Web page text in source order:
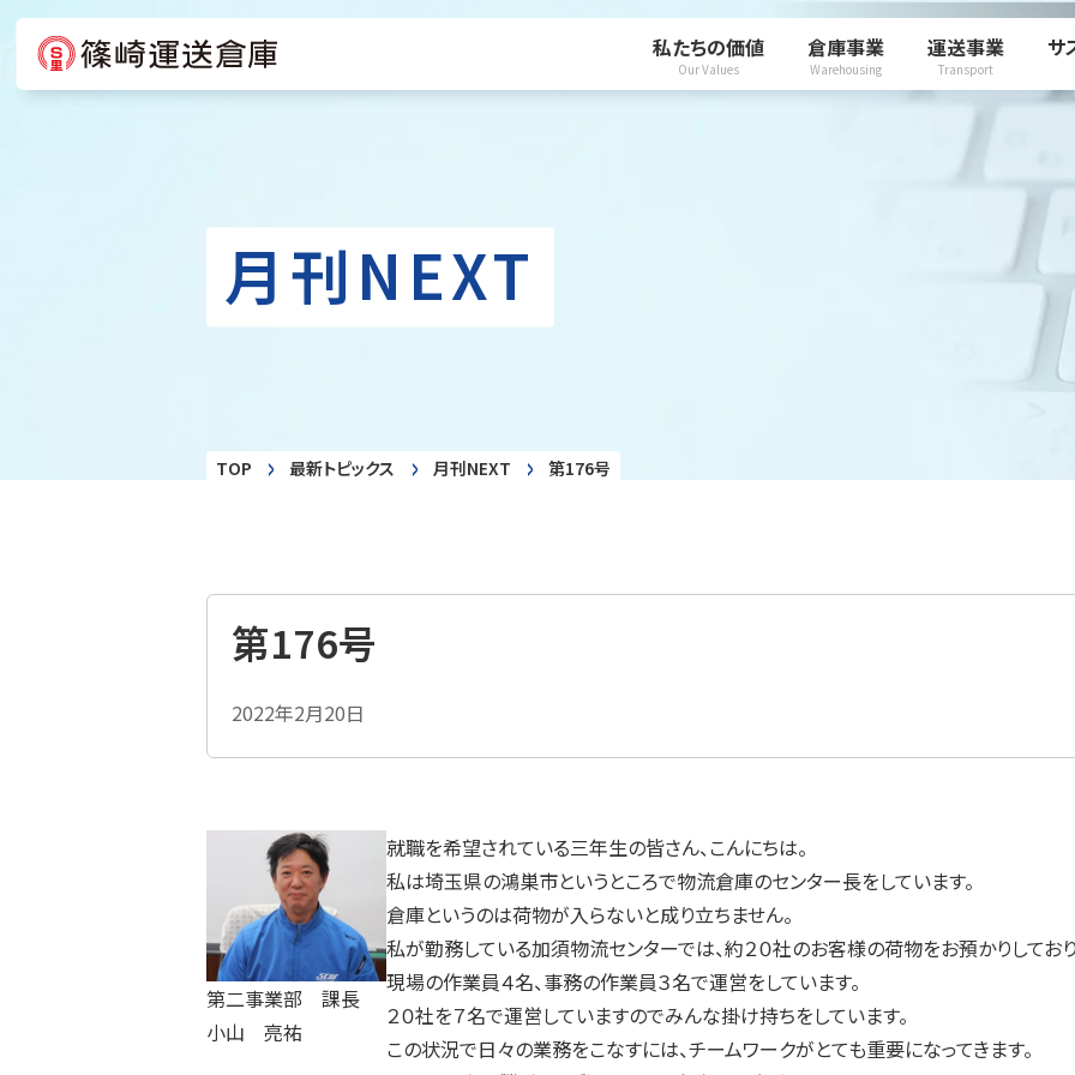
私たちの価値
Our Values
倉庫事業
Warehousing
運送事業
Transport
サ
月刊NEXT
TOP 最新トピックス 月刊NEXT 第176号
第176号
2022年2月20日
第二事業部 課長
小山 亮祐
就職を希望されている三年生の皆さん、こんにちは。
私は埼玉県の鴻巣市というところで物流倉庫のセンター長をしています。
倉庫というのは荷物が入らないと成り立ちません。
私が勤務している加須物流センターでは、約２０社のお客様の荷物をお預かりしており
現場の作業員４名、事務の作業員３名で運営をしています。
２０社を７名で運営していますのでみんな掛け持ちをしています。
この状況で日々の業務をこなすには、チームワークがとても重要になってきます。